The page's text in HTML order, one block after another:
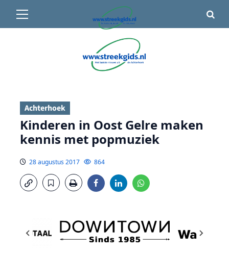
22°C• Vandaag 15° / 24°
menu
Achterhoek
Kinderen in Oost Gelre maken
kennis met popmuziek
28 augustus 2017 864